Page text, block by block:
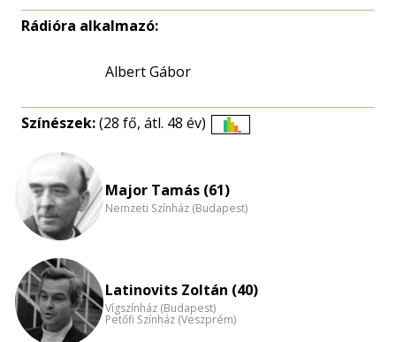
Rádióra alkalmazó:
Albert Gábor
Színészek:(28 fő, átl. 48 év)
nagyítása
Major Tamás (61)
Nemzeti Színház (Budapest)
Latinovits Zoltán (40)
Vígszínház (Budapest)
Petőfi Színház (Veszprém)